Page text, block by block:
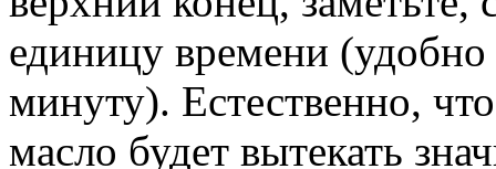
единицу времени
минуту). Естественно,
масло будет вытекать